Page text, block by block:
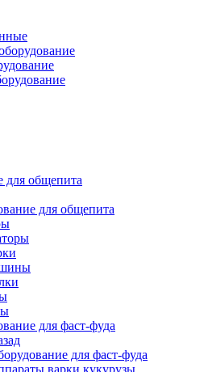
для общепита
для общепита
для фаст-фуда
для фаст-фуда
варки кукурузы